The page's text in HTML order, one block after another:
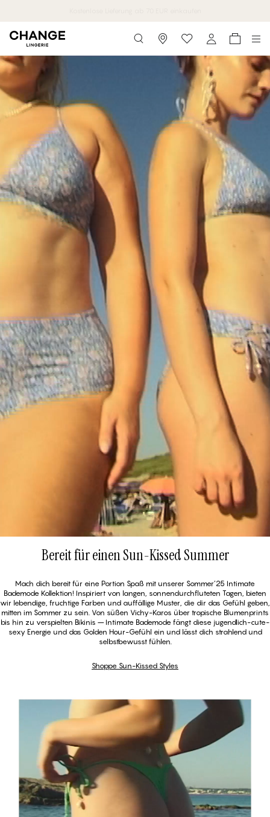
Storefinder
ROSIE - Ditsy Floral Blue
ROSIE - Ditsy Floral Blue
Tai Bikini Unterteile
Shoppe Sun-Kissed Styles
Bereit für einen Sun-Kissed Summer
Mach dich bereit für eine Portion Spaß mit unserer Sommer’25 Intimate
Bademode Kollektion! Inspiriert von langen, sonnendurchfluteten Tagen, bieten
wir lebendige, fruchtige Farben und auffällige Muster, die dir das Gefühl geben,
mitten im Sommer zu sein. Von süßen Vichy-Karos über tropische Blumenprints
bis hin zu verspielten Bikinis – Intimate Bademode fängt diese jugendlich-cute-
sexy Energie und das Golden Hour-Gefühl ein und lässt dich strahlend und
selbstbewusst fühlen.
Shoppe Sun-Kissed Styles